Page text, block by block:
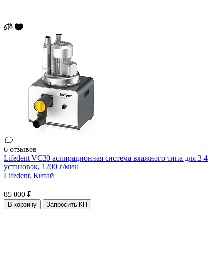
6 отзывов
Lifedent VC30 аспирационная система влажного типа для 3-4
установок, 1200 л/мин
Lifedent, Китай
85 800 ₽
В корзину Запросить КП